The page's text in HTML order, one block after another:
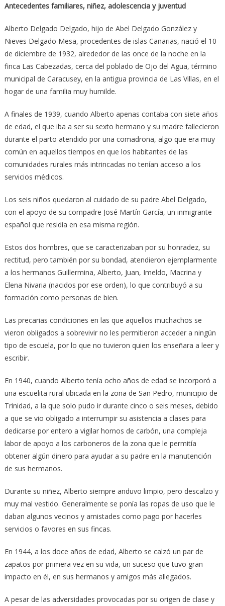
Antecedentes familiares, niñez, adolescencia y juventud
Alberto Delgado Delgado, hijo de Abel Delgado González y
Nieves Delgado Mesa, procedentes de islas Canarias, nació el 10
de diciembre de 1932, alrededor de las once de la noche en la
finca Las Cabezadas, cerca del poblado de Ojo del Agua, término
municipal de Caracusey, en la antigua provincia de Las Villas, en el
hogar de una familia muy humilde.
A finales de 1939, cuando Alberto apenas contaba con siete años
de edad, el que iba a ser su sexto hermano y su madre fallecieron
durante el parto atendido por una comadrona, algo que era muy
común en aquellos tiempos en que los habitantes de las
comunidades rurales más intrincadas no tenían acceso a los
servicios médicos.
Los seis niños quedaron al cuidado de su padre Abel Delgado,
con el apoyo de su compadre José Martín García, un inmigrante
español que residía en esa misma región.
Estos dos hombres, que se caracterizaban por su honradez, su
rectitud, pero también por su bondad, atendieron ejemplarmente
a los hermanos Guillermina, Alberto, Juan, Imeldo, Macrina y
Elena Nivaria (nacidos por ese orden), lo que contribuyó a su
formación como personas de bien.
Las precarias condiciones en las que aquellos muchachos se
vieron obligados a sobrevivir no les permitieron acceder a ningún
tipo de escuela, por lo que no tuvieron quien los enseñara a leer y
escribir.
En 1940, cuando Alberto tenía ocho años de edad se incorporó a
una escuelita rural ubicada en la zona de San Pedro, municipio de
Trinidad, a la que solo pudo ir durante cinco o seis meses, debido
a que se vio obligado a interrumpir su asistencia a clases para
dedicarse por entero a vigilar hornos de carbón, una compleja
labor de apoyo a los carboneros de la zona que le permitía
obtener algún dinero para ayudar a su padre en la manutención
de sus hermanos.
Durante su niñez, Alberto siempre anduvo limpio, pero descalzo y
muy mal vestido. Generalmente se ponía las ropas de uso que le
daban algunos vecinos y amistades como pago por hacerles
servicios o favores en sus fincas.
En 1944, a los doce años de edad, Alberto se calzó un par de
zapatos por primera vez en su vida, un suceso que tuvo gran
impacto en él, en sus hermanos y amigos más allegados.
A pesar de las adversidades provocadas por su origen de clase y